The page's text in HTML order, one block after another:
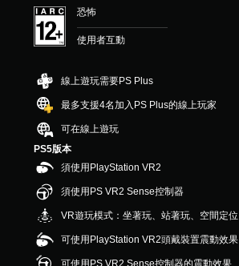
星
（
分
顆
）
，
共
8
5
則
評
分
恐怖
使用者互動
線上遊玩需要PS Plus
最多支援4名加入PS Plus的線上玩家
可在線上遊玩
PS5版本
須使用PlayStation VR2
須使用PS VR2 Sense控制器
VR遊玩模式：坐著玩、站著玩、空間定位
可使用PlayStation VR2頭戴裝置震動效果
可使用PS VR2 Sense控制器的震動效果